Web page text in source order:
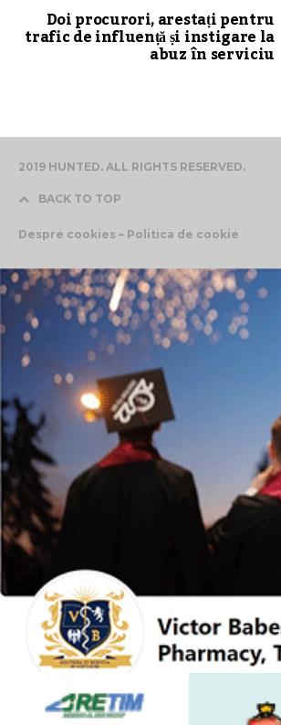
Doi procurori, arestați pentru
trafic de influență și instigare la
abuz în serviciu
2019 HUNTED. ALL RIGHTS RESERVED.
BACK TO TOP
Despre cookies – Politica de cookie